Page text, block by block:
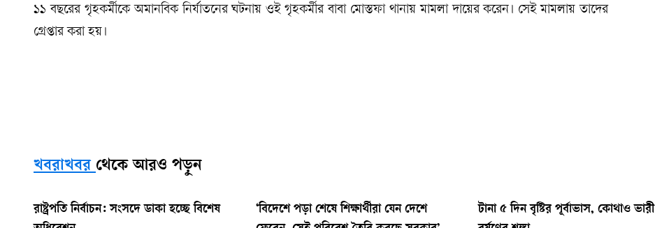
১১ বছরের গৃহকর্মীকে অমানবিক নির্যাতনের ঘটনায় ওই গৃহকর্মীর বাবা মোস্তফা থানায় মামলা দায়ের করেন। সেই মামলায় তাদের
গ্রেপ্তার করা হয়।
খবরাখবর থেকে আরও পড়ুন
রাষ্ট্রপতি নির্বাচন: সংসদে ডাকা হচ্ছে বিশেষ
‘বিদেশে পড়া শেষে শিক্ষার্থীরা যেন দেশে
টানা ৫ দিন বৃষ্টির পূর্বাভাস, কোথাও ভারী